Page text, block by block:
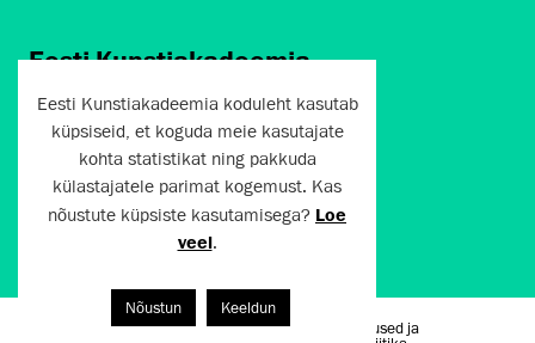
Eesti Kunstiakadeemia
Põhja puiestee 7
Tallinn 10412
artun@artun.ee
+372 6267301
Liitu uudiskirjaga!
Kasutustingimused ja
Eesti Kunstiakadeemia koduleht kasutab
küpsiseid, et koguda meie kasutajate
kohta statistikat ning pakkuda
külastajatele parimat kogemust. Kas
nõustute küpsiste kasutamisega? Loe
veel.
Nõustun Keeldun